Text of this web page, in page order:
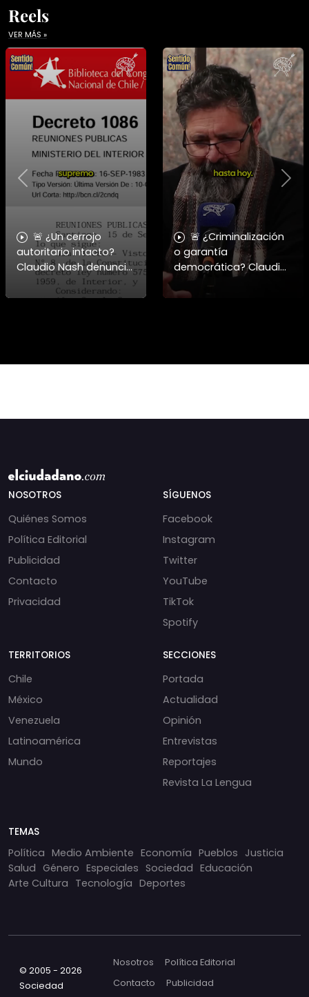
Reels
VER MÁS »
🚨 ¿Un cerrojo
autoritario intacto?
Claudio Nash denuncia
la vigencia del Decreto
1086 para reprimir la
🚨 ¿Criminalización
o garantía
democrática? Claudio
Nash advierte la falta
de resguardo al
Previous
NOSOTROS
Quiénes Somos
Política Editorial
Publicidad
Contacto
Privacidad
SÍGUENOS
Facebook
Instagram
Twitter
YouTube
TikTok
Spotify
TERRITORIOS
Chile
México
Venezuela
Latinoamérica
Mundo
SECCIONES
Portada
Actualidad
Opinión
Entrevistas
Reportajes
Revista La Lengua
TEMAS
Política Medio Ambiente Economía Pueblos Justicia
Salud Género Especiales Sociedad Educación
Arte Cultura Tecnología Deportes
© 2005 - 2026
Sociedad
Nosotros
Política Editorial
Contacto
Publicidad